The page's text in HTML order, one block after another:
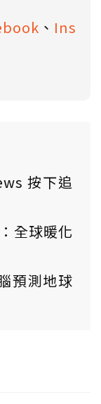
、 Ins
按下追
全球暖化
預測地球